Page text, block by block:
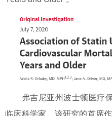
弗吉尼亚州波士顿医疗保
临床科学家、该研究的首席